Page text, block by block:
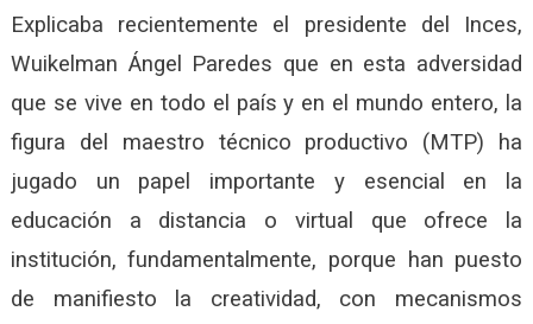
Explicaba recientemente el presidente del Inces,
Wuikelman Ángel Paredes que en esta adversidad
que se vive en todo el país y en el mundo entero, la
figura del maestro técnico productivo (MTP) ha
jugado un papel importante y esencial en la
educación a distancia o virtual que ofrece la
institución, fundamentalmente, porque han puesto
de manifiesto la creatividad, con mecanismos